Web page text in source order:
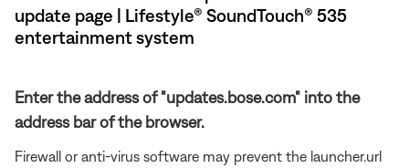
update page | Lifestyle® SoundTouch® 535
entertainment system
Enter the address of "updates.bose.com" into the
address bar of the browser.
Firewall or anti-virus software may prevent the launcher.url